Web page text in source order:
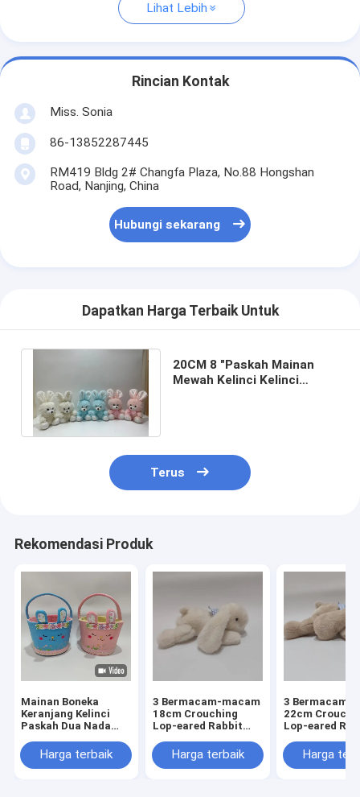
Lihat Lebih
Rincian Kontak
Miss. Sonia
86-13852287445
RM419 Bldg 2# Changfa Plaza, No.88 Hongshan
Road, Nanjing, China
Hubungi sekarang
Dapatkan Harga Terbaik Untuk
20CM 8 "Paskah Mainan
Mewah Kelinci Kelinci
Terus
Rekomendasi Produk
Mainan Boneka
Keranjang Kelinci
Paskah Dua Nada
Berwarna-warni
Koleksi Hadiah
Harga terbaik
3 Bermacam-macam
18cm Crouching
Lop-eared Rabbit
Cute Stuffed Bunny
untuk bayi
Harga terbaik
3 Bermacam-
22cm
Lop-eared
Cute Stuffed
untuk bayi
Harga